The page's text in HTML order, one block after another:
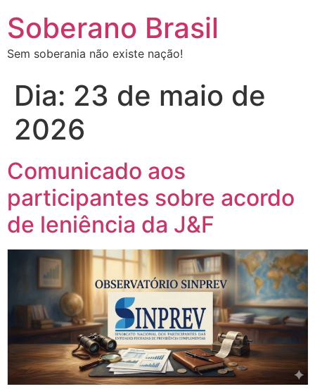
Soberano Brasil
Sem soberania não existe nação!
Dia: 23 de maio de
2026
Comunicado aos
participantes sobre acordo
de leniência da J&F